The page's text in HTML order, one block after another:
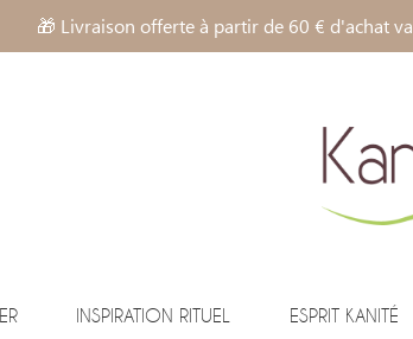
🎁 Livraison offerte à partir de 60 € d'achat
INSPIRATION RITUEL ESPRIT KANITÉ